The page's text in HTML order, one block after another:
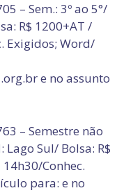
– Sem.: 3º ao 5°/
R$ 1200+AT /
Exigidos; Word/
e no assunto
– Semestre não
Sul/ Bolsa: R$
Conhec.
para: e no